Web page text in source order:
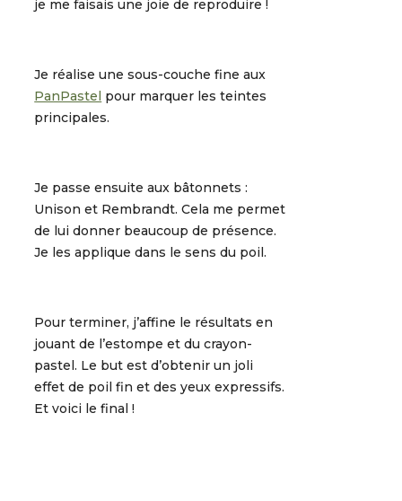
je me faisais une joie de reproduire !
Je réalise une sous-couche fine aux
PanPastel pour marquer les teintes
principales.
Je passe ensuite aux bâtonnets :
Unison et Rembrandt. Cela me permet
de lui donner beaucoup de présence.
Je les applique dans le sens du poil.
Pour terminer, j’affine le résultats en
jouant de l’estompe et du crayon-
pastel. Le but est d’obtenir un joli
effet de poil fin et des yeux expressifs.
Et voici le final !